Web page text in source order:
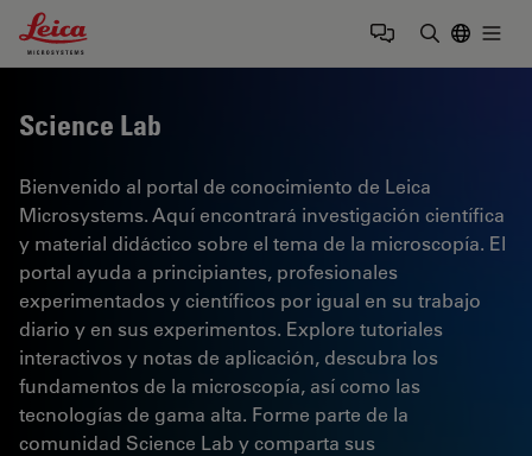
Leica Microsystems Logo
Science Lab
Bienvenido al portal de conocimiento de Leica
Microsystems. Aquí encontrará investigación científica
y material didáctico sobre el tema de la microscopía. El
portal ayuda a principiantes, profesionales
experimentados y científicos por igual en su trabajo
diario y en sus experimentos. Explore tutoriales
interactivos y notas de aplicación, descubra los
fundamentos de la microscopía, así como las
tecnologías de gama alta. Forme parte de la
comunidad Science Lab y comparta sus